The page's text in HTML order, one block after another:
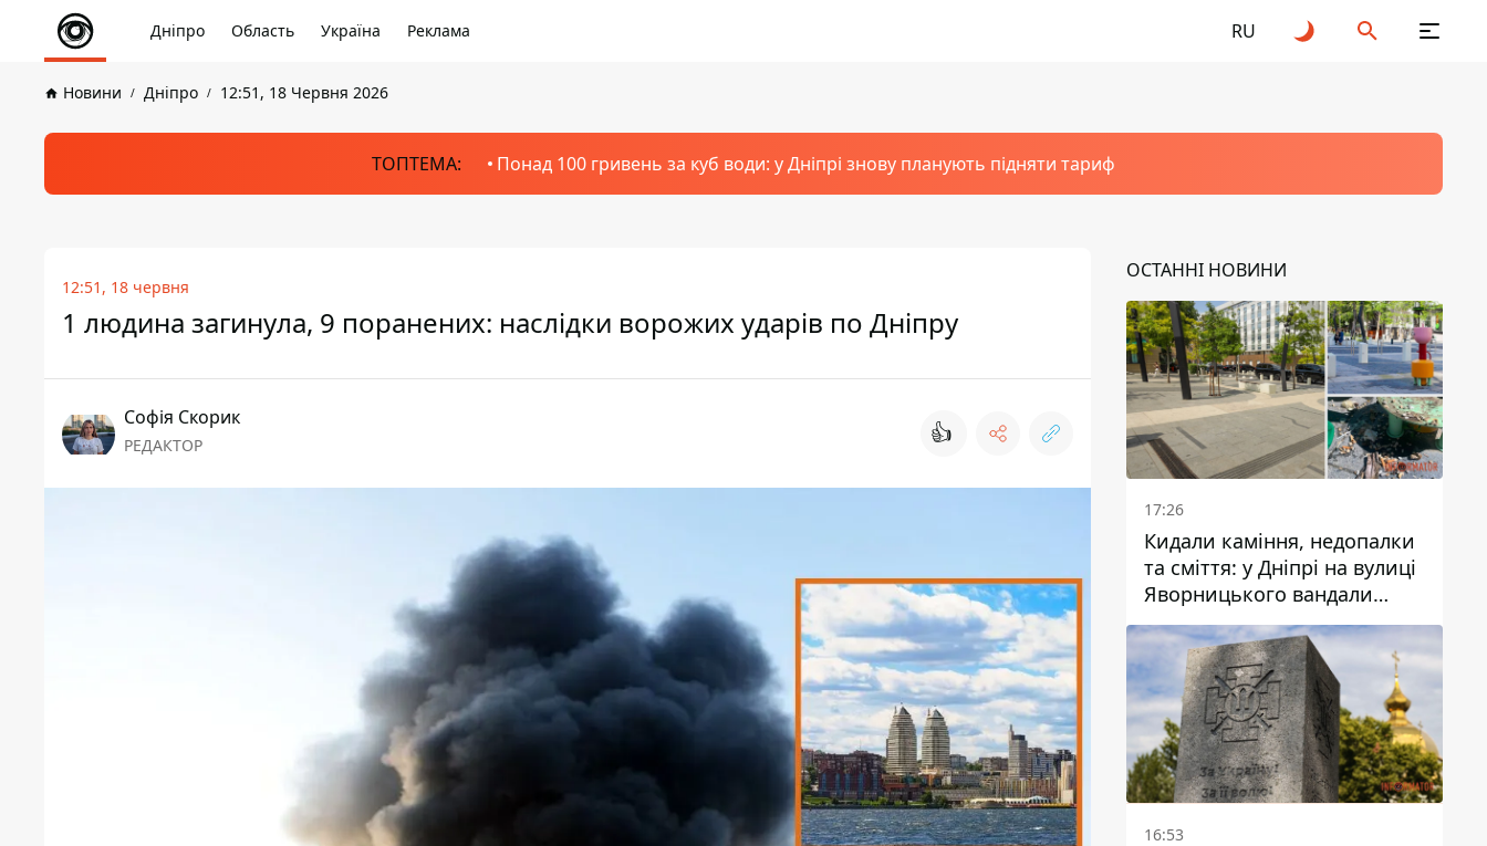
Дніпро Область Україна Реклама RU
Новини Дніпро 12:51, 18 Червня 2026
ТОПТЕМА: Понад 100 гривень за куб води: у Дніпрі знову планують підняти тариф
12:51, 18 червня
1 людина загинула, 9 поранених: наслідки ворожих ударів по Дніпру
Софія Скорик
РЕДАКТОР 👍
ОСТАННІ НОВИНИ
17:26
Кидали каміння, недопалки
та сміття: у Дніпрі на вулиці
Яворницького вандали
пошкодили питні фонтани
16:53